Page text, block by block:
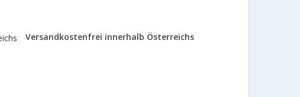
Versandkostenfrei innerhalb Österreichs